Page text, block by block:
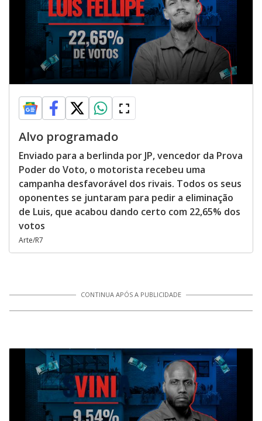
Alvo programado
Enviado para a berlinda por JP, vencedor da Prova
Poder do Voto, o motorista recebeu uma
campanha desfavorável dos rivais. Todos os seus
oponentes se juntaram para pedir a eliminação
de Luis, que acabou dando certo com 22,65% dos
votos
Arte/R7
CONTINUA APÓS A PUBLICIDADE